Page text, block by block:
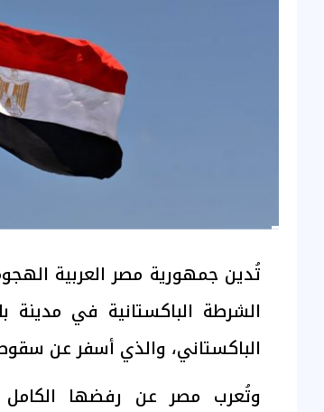
تُدين جمهورية مصر العربية
الشرطة الباكستانية في مدينة
الباكستاني، والذي أسفر عن
وتُعرب مصر عن رفضها الكامل